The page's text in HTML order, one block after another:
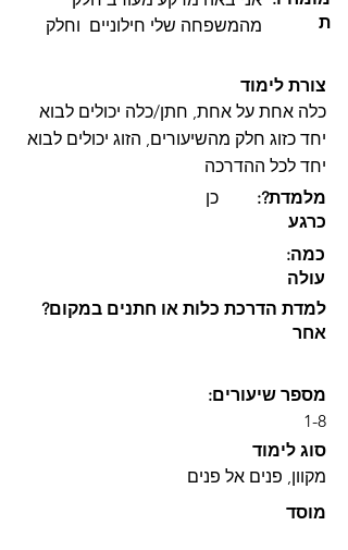
מישהו מרקע שונה דתית, כי
ת
צורת לימוד
כלה אחת על אחת, חתן/כלה יכולים לבוא
יחד כזוג חלק מהשיעורים, הזוג יכולים לבוא
יחד לכל ההדרכה
כן
:?מלמדת
כרגע
:כמה
עולה
?למדת הדרכת כלות או חתנים במקום
אחר
:מספר שיעורים
1-8
סוג לימוד
מקוון, פנים אל פנים
מוסד